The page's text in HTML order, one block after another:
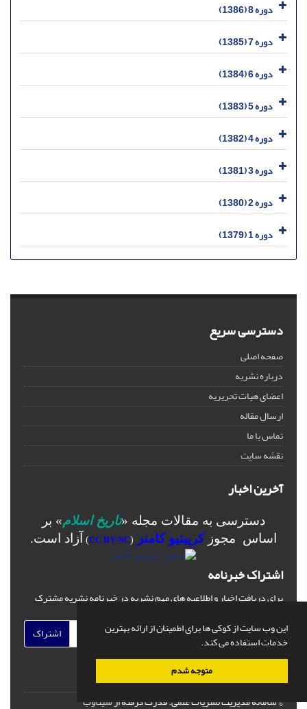
این وب سایت از کوکی ها برای اطمینان از ارائه بهترین
خدمات استفاده می کند.
متوجه شدم
دوره 8 (1386)
دوره 7 (1385)
دوره 6 (1384)
دوره 5 (1383)
دوره 4 (1382)
دوره 3 (1381)
دوره 2 (1380)
دوره 1 (1379)
دسترسی سریع
صفحه اصلی
درباره نشریه
اعضای هیات تحریریه
ارسال مقاله
تماس با ما
نقشه سایت
آخرین اخبار
دسترسی به مقالات مجله «تاریخ اسلام» بر
اساس مجوزکرییتیو کامنز (
CC BY-NC
) آزاد است.
اشتراک خبرنامه
برای دریافت اخبار و اطلاعیه های مهم نشریه در خبرنامه نشریه مشترک
اشتراک
© سامانه مدیریت نشریات علمی.قدرت گرفته ازسیناوب